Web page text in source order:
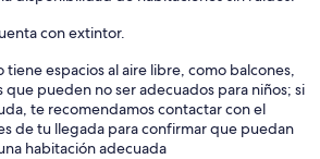
con extintor.
tiene espacios al aire libre, como balcones,
que pueden no ser adecuados para niños; si
te recomendamos contactar con el
de tu llegada para confirmar que puedan
habitación adecuada